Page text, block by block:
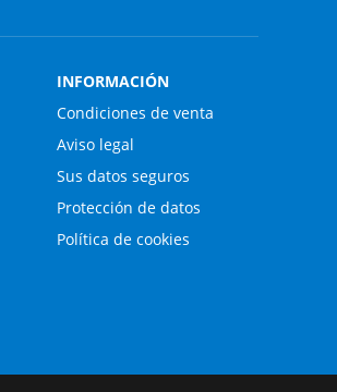
INFORMACIÓN
Condiciones de venta
Aviso legal
Sus datos seguros
Protección de datos
Política de cookies